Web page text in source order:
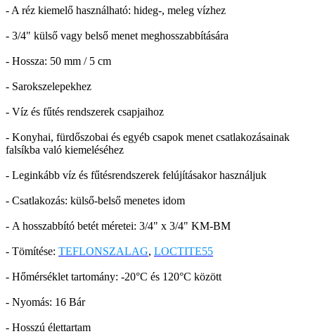
- A réz kiemelő használható: hideg-, meleg vízhez
- 3/4" külső vagy belső menet meghosszabbítására
- Hossza: 50 mm / 5 cm
- Sarokszelepekhez
- Víz és fűtés rendszerek csapjaihoz
- Konyhai, fürdőszobai és egyéb csapok menet csatlakozásainak
falsíkba való kiemeléséhez
- Leginkább víz és fűtésrendszerek felújításakor használjuk
- Csatlakozás: külső-belső menetes idom
- A hosszabbító betét méretei: 3/4" x 3/4" KM-BM
- Tömítése: TEFLONSZALAG, LOCTITE55
- Hőmérséklet tartomány: -20°C és 120°C között
- Nyomás: 16 Bár
- Hosszú élettartam